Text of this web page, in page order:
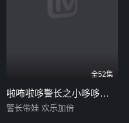
全52集
啦咘啦哆警长之小哆哆守
护计划
警长带娃 欢乐加倍